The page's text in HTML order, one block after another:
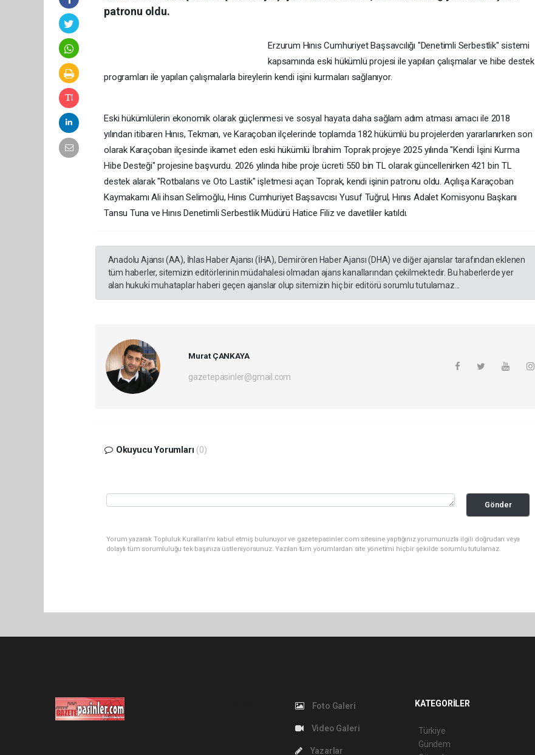
patronu oldu.
Erzurum Hınıs Cumhuriyet Başsavcılığı "Denetimli Serbestlik" sistemi
kapsamında eski hükümlü projesi ile yapılan çalışmalar ve hibe destek
programları ile yapılan çalışmalarla bireylerin kendi işini kurmaları sağlanıyor.
Eski hükümlülerin ekonomik olarak güçlenmesi ve sosyal hayata daha sağlam adım atması amacı ile 2018
yılından itibaren Hınıs, Tekman, ve Karaçoban ilçelerinde toplamda 182 hükümlü bu projelerden yararlanırken son
olarak Karaçoban ilçesinde ikamet eden eski hükümlü İbrahim Toprak projeye 2025 yılında "Kendi İşini Kurma
Hibe Desteği" projesine başvurdu. 2026 yılında hibe proje ücreti 550 bin TL olarak güncellenirken 421 bin TL
destek alarak "Rotbalans ve Oto Lastik" işletmesi açan Toprak, kendi işinin patronu oldu. Açılışa Karaçoban
Kaymakamı Ali ihsan Selimoğlu, Hınıs Cumhuriyet Başsavcısı Yusuf Tuğrul, Hınıs Adalet Komisyonu Başkanı
Tansu Tuna ve Hınıs Denetimli Serbestlik Müdürü Hatice Filiz ve davetliler katıldı.
Anadolu Ajansı (AA), İhlas Haber Ajansı (İHA), Demirören Haber Ajansı (DHA) ve diğer ajanslar tarafından eklenen
tüm haberler, sitemizin editörlerinin müdahalesi olmadan ajans kanallarından çekilmektedir. Bu haberlerde yer
alan hukuki muhataplar haberi geçen ajanslar olup sitemizin hiç bir editörü sorumlu tutulamaz...
Murat ÇANKAYA
gazetepasinler@gmail.com
Okuyucu Yorumları (0)
Gönder
Yorum yazarak Topluluk Kuralları’nı kabul etmiş bulunuyor ve gazetepasinler.com sitesine yaptığınız yorumunuzla ilgili doğrudan veya
dolaylı tüm sorumluluğu tek başınıza üstleniyorsunuz. Yazılan tüm yorumlardan site yönetimi hiçbir şekilde sorumlu tutulamaz.
Foto Galeri
Video Galeri
Yazarlar
KATEGORİLER
Türkiye
Gündem